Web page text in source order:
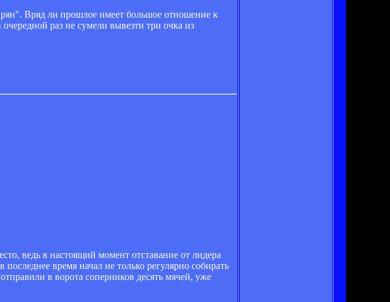
Вряд ли прошлое имеет большое отношение к
раз не сумели вывезти три очка из
ведь в настоящий момент отставание от лидера
время начал не только регулярно собирать
в ворота соперников десять мячей, уже